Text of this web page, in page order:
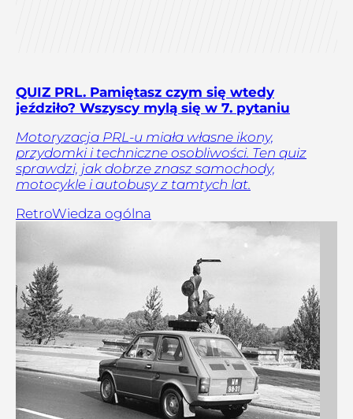
QUIZ PRL. Pamiętasz czym się wtedy
jeździło? Wszyscy mylą się w 7. pytaniu
Motoryzacja PRL-u miała własne ikony,
przydomki i techniczne osobliwości. Ten quiz
sprawdzi, jak dobrze znasz samochody,
motocykle i autobusy z tamtych lat.
RetroWiedza ogólna